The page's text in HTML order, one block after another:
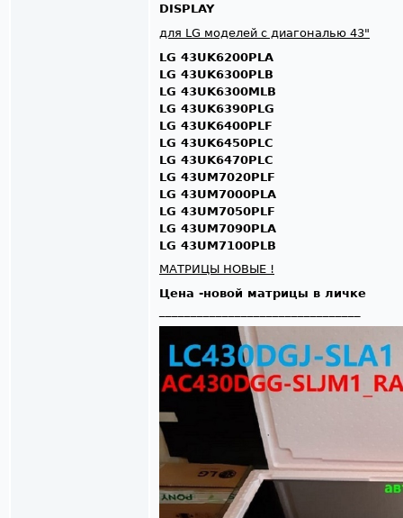
DISPLAY
для LG моделей с диагональю 43"
LG 43UK6200PLA
LG 43UK6300PLB
LG 43UK6300MLB
LG 43UK6390PLG
LG 43UK6400PLF
LG 43UK6450PLC
LG 43UK6470PLC
LG 43UM7020PLF
LG 43UM7000PLA
LG 43UM7050PLF
LG 43UM7090PLA
LG 43UM7100PLB
МАТРИЦЫ НОВЫЕ !
Цена -новой матрицы в личке